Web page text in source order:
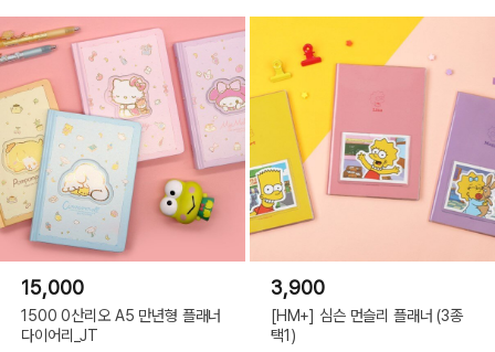
15,000
1500 0산리오 A5 만년형 플래너
다이어리_JT
3,900
[HM+] 심슨 먼슬리 플래너 (3종
택1)